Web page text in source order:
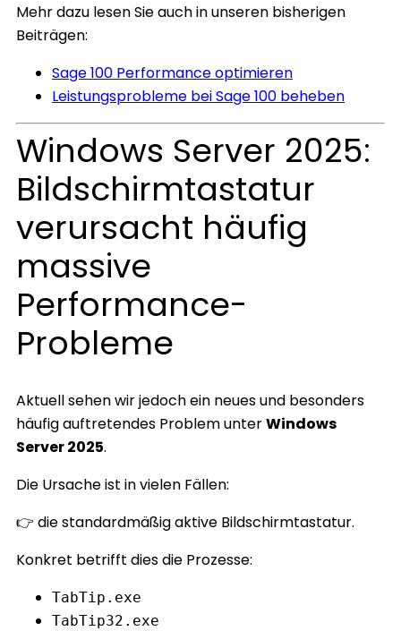
Mehr dazu lesen Sie auch in unseren bisherigen
Beiträgen:
Sage 100 Performance optimieren
Leistungsprobleme bei Sage 100 beheben
Windows Server 2025:
Bildschirmtastatur
verursacht häufig
massive
Performance-
Probleme
Aktuell sehen wir jedoch ein neues und besonders
häufig auftretendes Problem unterWindows
Server 2025.
Die Ursache ist in vielen Fällen:
👉 die standardmäßig aktive Bildschirmtastatur.
Konkret betrifft dies die Prozesse:
TabTip.exe
TabTip32.exe